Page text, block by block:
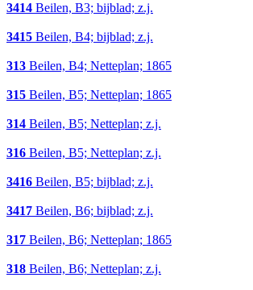
3414 Beilen, B3; bijblad; z.j.
3415 Beilen, B4; bijblad; z.j.
313 Beilen, B4; Netteplan; 1865
315 Beilen, B5; Netteplan; 1865
314 Beilen, B5; Netteplan; z.j.
316 Beilen, B5; Netteplan; z.j.
3416 Beilen, B5; bijblad; z.j.
3417 Beilen, B6; bijblad; z.j.
317 Beilen, B6; Netteplan; 1865
318 Beilen, B6; Netteplan; z.j.